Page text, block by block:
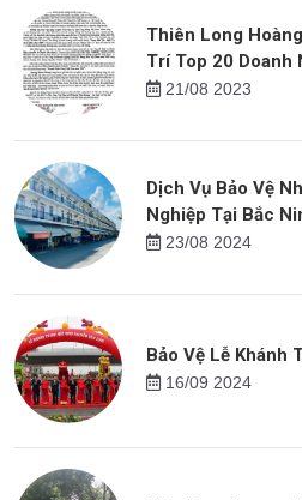
Thiên Long
Trí Top 20 Doanh
21/08 2023
Dịch Vụ Bảo Vệ
Nghiệp Tại Bắc
23/08 2024
Bảo Vệ Lễ Khánh
16/09 2024